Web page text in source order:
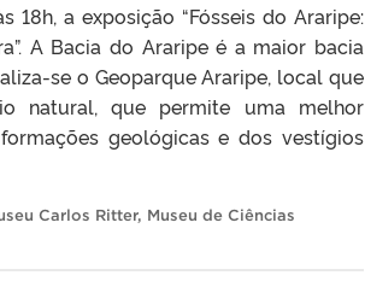
18h, a exposição “Fósseis do Araripe:
A Bacia do Araripe é a maior bacia
se o Geoparque Araripe, local que
natural, que permite uma melhor
geológicas e dos vestígios
Carlos Ritter, Museu de Ciências